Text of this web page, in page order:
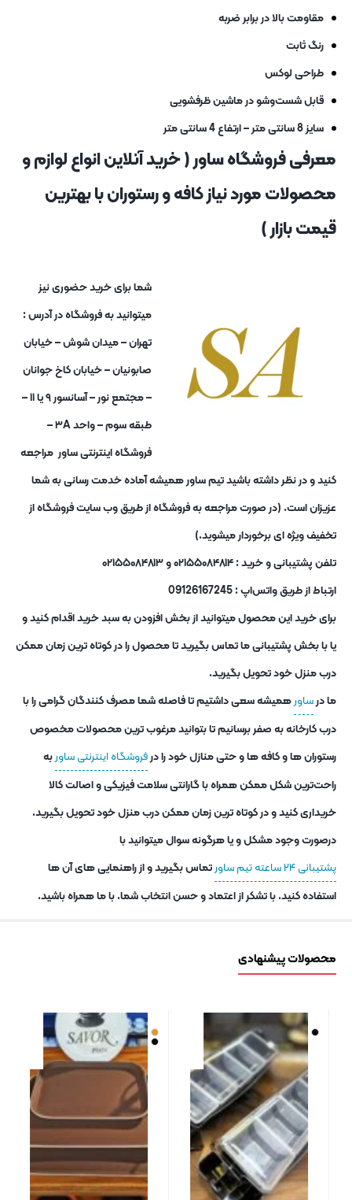
مقاومت بالا در برابر ضربه
رنگ ثابت
طراحی لوکس
قابل شست‌وشو در ماشین ظرفشویی
سایز 8 سانتی متر – ارتفاع 4 سانتی متر
معرفی فروشگاه ساور ( خرید آنلاین انواع لوازم و
محصولات مورد نیاز کافه و رستوران با بهترین
قیمت بازار )
شما برای خرید حضوری نیز
میتوانید به فروشگاه در آدرس :
تهران – میدان شوش – خیابان
صابونیان – خیابان کاخ جوانان
– مجتمع نور – آسانسور ۹ یا ۱۱ –
طبقه سوم – واحد ۳A –
فروشگاه اینترنتی ساور مراجعه
کنید و در نظر داشته باشید تیم ساور همیشه آماده خدمت رسانی به شما
عزیزان است. (در صورت مراجعه به فروشگاه از طریق وب سایت فروشگاه از
تخفیف ویژه ای برخوردار میشوید.)
تلفن پشتیبانی و خرید : ۰۲۱۵۵۰۸۴۸۱۴ و ۰۲۱۵۵۰۸۴۸۱۳
ارتباط از طریق واتس‌اپ : 09126167245
برای خرید این محصول میتوانید از بخش افزودن به سبد خرید اقدام کنید و
یا با بخش پشتیبانی ما تماس بگیرید تا محصول را در کوتاه ترین زمان ممکن
درب منزل خود تحویل بگیرید.
ما درساورهمیشه سعی داشتیم تا فاصله شما مصرف کنندگان گرامی را با
درب کارخانه به صفر برسانیم تا بتوانید مرغوب ترین محصولات مخصوص
رستوران ها و کافه ها و حتی منازل خود را درفروشگاه اینترنتی ساوربه
راحت‌ترین شکل ممکن همراه با گارانتی سلامت فیزیکی و اصالت کالا
خریداری کنید و در کوتاه ترین زمان ممکن درب منزل خود تحویل بگیرید.
درصورت وجود مشکل و یا هرگونه سوال میتوانید با
پشتیبانی ۲۴ ساعته تیم ساور
تماس بگیرید و از راهنمایی های آن ها
استفاده کنید. با تشکر از اعتماد و حسن انتخاب شما. با ما همراه باشید.
محصولات پیشنهادی